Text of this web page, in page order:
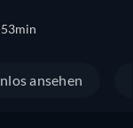
53min
ansehen